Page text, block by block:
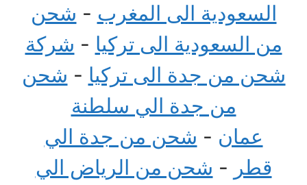
السعودية الى المغرب - شحن
من السعودية الى تركيا - شركة
شحن من جدة الى تركيا - شحن
من جدة الي سلطنة
عمان - شحن من جدة الي
قطر - شحن من الرياض الي